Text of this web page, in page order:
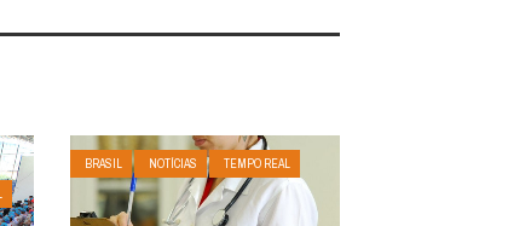
BRASIL NOTÍCIAS TEMPO REAL